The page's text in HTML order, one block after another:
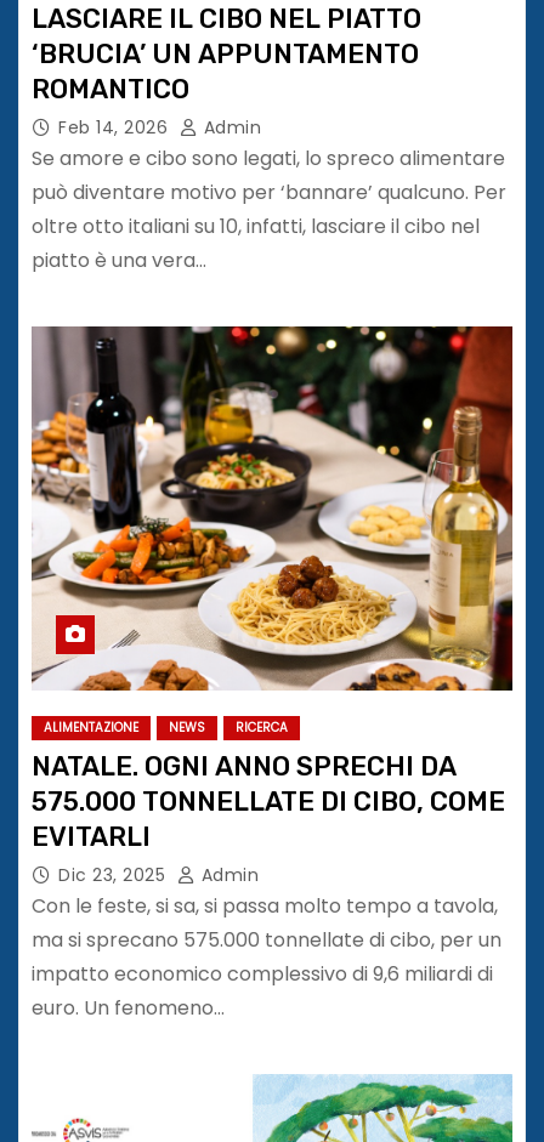
LASCIARE IL CIBO NEL PIATTO
‘BRUCIA’ UN APPUNTAMENTO
ROMANTICO
Feb 14, 2026 Admin
Se amore e cibo sono legati, lo spreco alimentare
può diventare motivo per ‘bannare’ qualcuno. Per
oltre otto italiani su 10, infatti, lasciare il cibo nel
piatto è una vera…
ALIMENTAZIONE NEWS RICERCA
NATALE. OGNI ANNO SPRECHI DA
575.000 TONNELLATE DI CIBO, COME
EVITARLI
Dic 23, 2025 Admin
Con le feste, si sa, si passa molto tempo a tavola,
ma si sprecano 575.000 tonnellate di cibo, per un
impatto economico complessivo di 9,6 miliardi di
euro. Un fenomeno…